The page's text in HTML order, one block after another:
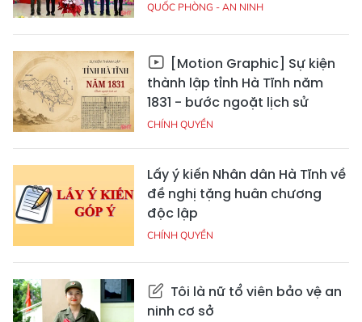
QUỐC PHÒNG - AN NINH
[Motion Graphic] Sự kiện
thành lập tỉnh Hà Tĩnh năm
1831 - bước ngoặt lịch sử
CHÍNH QUYỀN
Lấy ý kiến Nhân dân Hà Tĩnh về
đề nghị tặng huân chương
độc lập
CHÍNH QUYỀN
Tôi là nữ tổ viên bảo vệ an
ninh cơ sở